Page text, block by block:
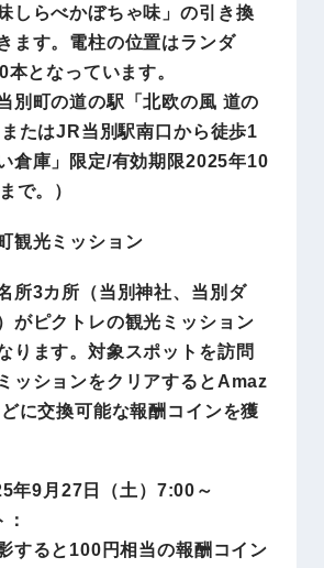
しらべかぼちゃ味」の引き換
ます。電柱の位置はランダ
となっています。
別町の道の駅「北欧の風 道の
たはJR当別駅南口から徒歩1
倉庫」限定/有効期限2025年10
で。）
観光ミッション
所3カ所（当別神社、当別ダ
がピクトレの観光ミッション
ります。対象スポットを訪問
ッションをクリアするとAmaz
に交換可能な報酬コインを獲
年9月27日（土）7:00～
すると100円相当の報酬コイン